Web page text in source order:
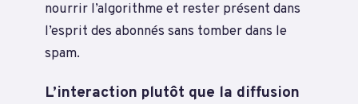
nourrir l’algorithme et rester présent dans
l’esprit des abonnés sans tomber dans le
spam.
L’interaction plutôt que la diffusion